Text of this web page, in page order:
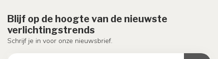
Blijf op de hoogte van de nieuwste
verlichtingstrends
Schrijf je in voor onze nieuwsbrief.